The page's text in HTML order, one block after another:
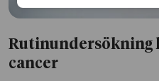
Rutinundersökning
cancer